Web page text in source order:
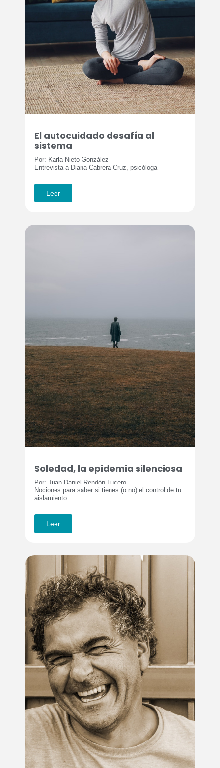
El autocuidado desafía al
sistema
Por: Karla Nieto González
Entrevista a Diana Cabrera Cruz, psicóloga
Leer
Soledad, la epidemia silenciosa
Por: Juan Daniel Rendón Lucero
Nociones para saber si tienes (o no) el control de tu
aislamiento
Leer